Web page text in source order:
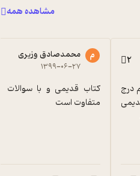
مشاهده همه
2 م محمدصادق وزیری
۱۳۹۹-۰۶-۲۷
متفاوت است